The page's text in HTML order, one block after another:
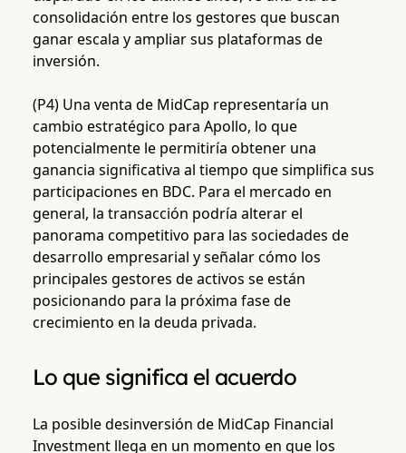
consolidación entre los gestores que buscan
ganar escala y ampliar sus plataformas de
inversión.
(P4) Una venta de MidCap representaría un
cambio estratégico para Apollo, lo que
potencialmente le permitiría obtener una
ganancia significativa al tiempo que simplifica sus
participaciones en BDC. Para el mercado en
general, la transacción podría alterar el
panorama competitivo para las sociedades de
desarrollo empresarial y señalar cómo los
principales gestores de activos se están
posicionando para la próxima fase de
crecimiento en la deuda privada.
Lo que significa el acuerdo
La posible desinversión de MidCap Financial
Investment llega en un momento en que los